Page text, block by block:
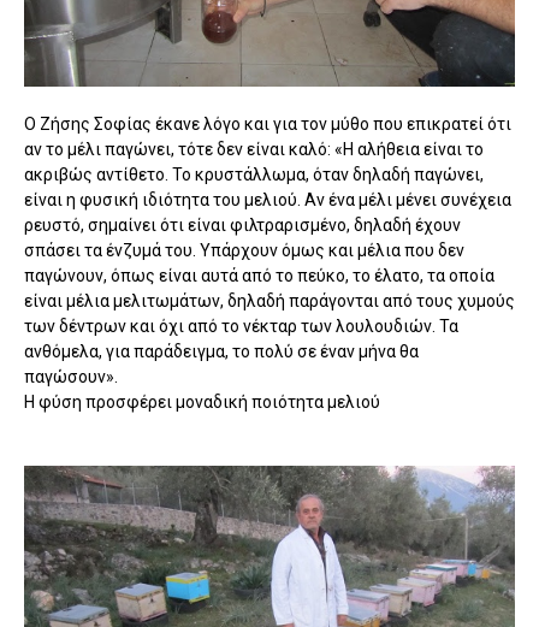
Ο Ζήσης Σοφίας έκανε λόγο και για τον μύθο που επικρατεί ότι
αν το μέλι παγώνει, τότε δεν είναι καλό: «Η αλήθεια είναι το
ακριβώς αντίθετο. Το κρυστάλλωμα, όταν δηλαδή παγώνει,
είναι η φυσική ιδιότητα του μελιού. Αν ένα μέλι μένει συνέχεια
ρευστό, σημαίνει ότι είναι φιλτραρισμένο, δηλαδή έχουν
σπάσει τα ένζυμά του. Υπάρχουν όμως και μέλια που δεν
παγώνουν, όπως είναι αυτά από το πεύκο, το έλατο, τα οποία
είναι μέλια μελιτωμάτων, δηλαδή παράγονται από τους χυμούς
των δέντρων και όχι από το νέκταρ των λουλουδιών. Τα
ανθόμελα, για παράδειγμα, το πολύ σε έναν μήνα θα
παγώσουν».
Η φύση προσφέρει μοναδική ποιότητα μελιού